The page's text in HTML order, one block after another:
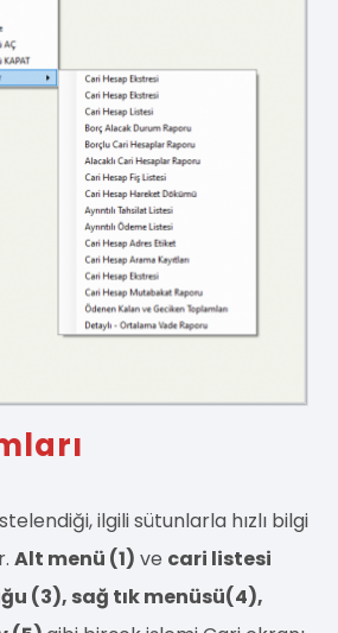
ilgili sütunlarla hızlı bilgi
Alt menü (1) ve cari listesi
(3), sağ tık menüsü(4),